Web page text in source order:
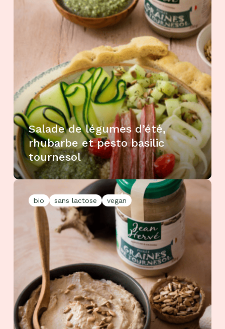
Salade de légumes d’été,
rhubarbe et pesto basilic
tournesol
bio sans lactose vegan